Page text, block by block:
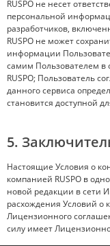
RUSPO не несет
персональной
разработчиков,
RUSPO не может
информации
самим Пользователем в
RUSPO; Пользователь
данного сервиса
становится доступной
5.
Настоящие Условия о
компанией RUSPO в
новой редакции в сети
расхождения Условий
Лицензионного
силу имеет